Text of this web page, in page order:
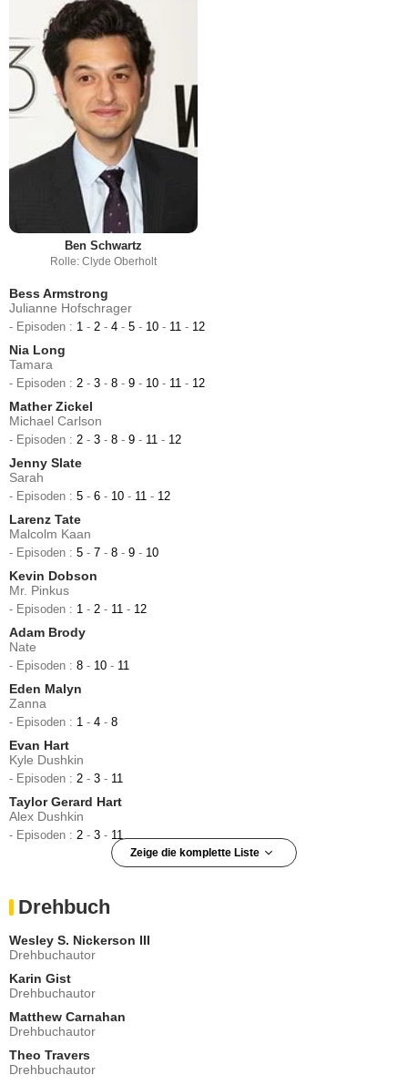
Ben Schwartz
Rolle: Clyde Oberholt
Bess Armstrong
Julianne Hofschrager
- Episoden : 1 - 2 - 4 - 5 - 10 - 11 - 12
Nia Long
Tamara
- Episoden : 2 - 3 - 8 - 9 - 10 - 11 - 12
Mather Zickel
Michael Carlson
- Episoden : 2 - 3 - 8 - 9 - 11 - 12
Jenny Slate
Sarah
- Episoden : 5 - 6 - 10 - 11 - 12
Larenz Tate
Malcolm Kaan
- Episoden : 5 - 7 - 8 - 9 - 10
Kevin Dobson
Mr. Pinkus
- Episoden : 1 - 2 - 11 - 12
Adam Brody
Nate
- Episoden : 8 - 10 - 11
Eden Malyn
Zanna
- Episoden : 1 - 4 - 8
Evan Hart
Kyle Dushkin
- Episoden : 2 - 3 - 11
Taylor Gerard Hart
Alex Dushkin
- Episoden : 2 - 3 - 11
Zeige die komplette Liste
- Episoden :5-7
Kevin
- Episoden :9-12
Drew Droege
Albert
- Episoden :5-7
Michael McDonald (I)
Carl Criswell
- Episode :7
Drehbuch
Wesley S. Nickerson III
Drehbuchautor
Karin Gist
Drehbuchautor
Matthew Carnahan
Drehbuchautor
Theo Travers
Drehbuchautor